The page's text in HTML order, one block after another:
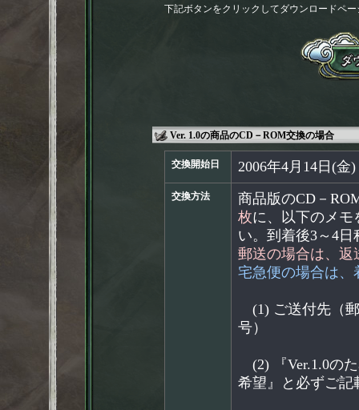
下記ボタンをクリックしてダウンロードペ
Ver. 1.0の商品のCD－ROM交換の場合
交換開始日 2006年4月14日(金)
交換方法
商品版のCD－
枚に、以下のメモ
い。到着後3～4
郵送の場合は、返
宅急便の場合は、
(1) ご送付先（
号）
(2) 『Ver.1.0の
希望』と必ずご記